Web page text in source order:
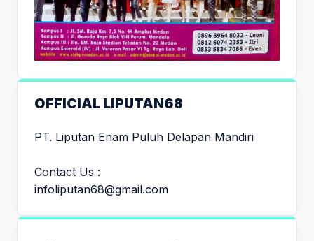
OFFICIAL LIPUTAN68
PT. Liputan Enam Puluh Delapan Mandiri
Contact Us :
infoliputan68@gmail.com